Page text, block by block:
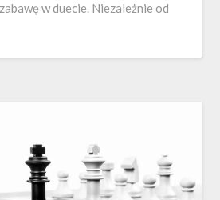
w duecie. Niezależnie od